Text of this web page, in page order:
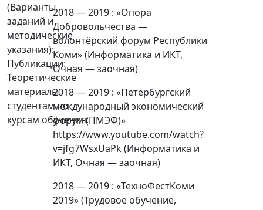
(Варианты
заданий и
методические
указания):
Публикации:
Теоретические
материалы
студентам по
курсам обучения:
2018 — 2019 : «Опора
Добровольчества —
волонтёрский форум Республики
Коми» (Информатика и ИКТ,
Очная — заочная)
2018 — 2019 : «Петербургский
международный экономический
форум (ПМЭФ)»
https://www.youtube.com/watch?
v=jfg7WsxUaPk (Информатика и
ИКТ, Очная — заочная)
2018 — 2019 : «ТехноФестКоми
2019» (Трудовое обучение,